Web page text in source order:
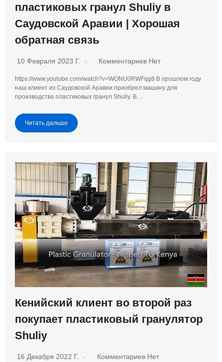
пластиковых гранул Shuliy в
Саудовской Аравии | Хорошая
обратная связь
10 Февраля 2023 Г. Комментариев Нет
https://www.youtube.com/watch?v=WONU0RWFqg8 В прошлом году
наш клиент из Саудовской Аравии приобрел машину для
производства пластиковых гранул Shuliy. В…
Читать дальше
Кенийский клиент во второй раз
покупает пластиковый гранулятор
Shuliy
16 Декабря 2022 Г. Комментариев Нет